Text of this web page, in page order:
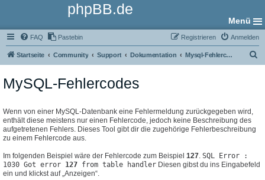
phpBB.de
Menü
FAQ Pastebin Anmelden
Registrieren
Startseite Community Support Dokumentation Mysql-Fehlercodes
MySQL-Fehlercodes
Wenn von einer MySQL-Datenbank eine Fehlermeldung zurückgegeben wird,
enthält diese meistens nur einen Fehlercode, jedoch keine Beschreibung des
aufgetretenen Fehlers. Dieses Tool gibt dir die zugehörige Fehlerbeschreibung
zu einem Fehlercode aus.
Im folgenden Beispiel wäre der Fehlercode zum Beispiel 127. SQL Error :
1030 Got error 127 from table handler Diesen gibst du ins Eingabefeld
ein und klickst auf „Anzeigen“.